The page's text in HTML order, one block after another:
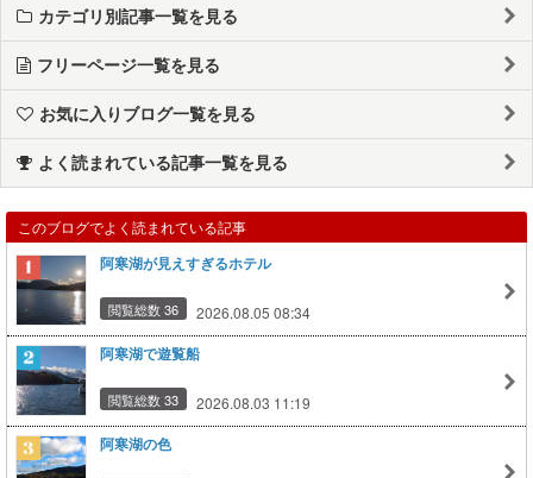
カテゴリ別記事一覧を見る
フリーページ一覧を見る
お気に入りブログ一覧を見る
よく読まれている記事一覧を見る
このブログでよく読まれている記事
阿寒湖が見えすぎるホテル
閲覧総数 36 2026.08.05 08:34
阿寒湖で遊覧船
閲覧総数 33 2026.08.03 11:19
阿寒湖の色